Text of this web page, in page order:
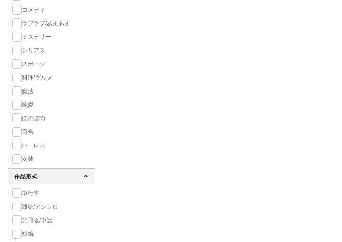
コメディ
ラブラブ/あまあま
ミステリー
シリアス
スポーツ
料理/グルメ
魔法
純愛
ほのぼの
百合
ハーレム
女装
作品形式
単行本
雑誌/アンソロ
分冊版/単話
短編